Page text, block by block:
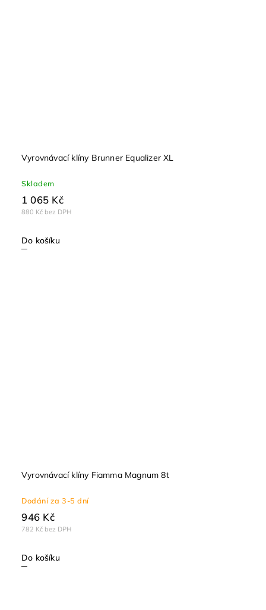
Vyrovnávací klíny Brunner Equalizer XL
Skladem
880 Kč bez DPH
1 065 Kč
Do košíku
Vyrovnávací klíny Fiamma Magnum 8t
Dodání za 3-5 dní
782 Kč bez DPH
946 Kč
Do košíku